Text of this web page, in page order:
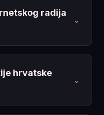
radija
⌄
hrvatske
⌄